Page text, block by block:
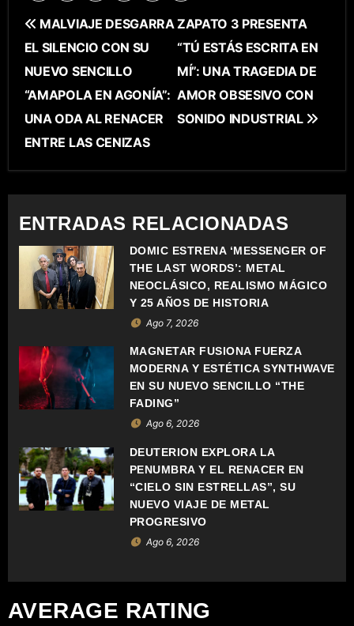
N
A
V
E
G
A
C
I
Ó
N
D
E
E
N
T
R
D
A
MALVIAJE DESGARRA
EL SILENCIO CON SU
NUEVO SENCILLO
“AMAPOLA EN AGONÍA”:
UNA ODA AL RENACER
ENTRE LAS CENIZAS
ZAPATO 3 PRESENTA
“TÚ ESTÁS ESCRITA EN
MÍ”: UNA TRAGEDIA DE
AMOR OBSESIVO CON
SONIDO INDUSTRIAL
ENTRADAS RELACIONADAS
DOMIC ESTRENA ‘MESSENGER OF
THE LAST WORDS’: METAL
NEOCLÁSICO, REALISMO MÁGICO
Y 25 AÑOS DE HISTORIA
Ago 7, 2026
MAGNETAR FUSIONA FUERZA
MODERNA Y ESTÉTICA SYNTHWAVE
EN SU NUEVO SENCILLO “THE
FADING”
Ago 6, 2026
DEUTERION EXPLORA LA
PENUMBRA Y EL RENACER EN
“CIELO SIN ESTRELLAS”, SU
NUEVO VIAJE DE METAL
PROGRESIVO
Ago 6, 2026
AVERAGE RATING